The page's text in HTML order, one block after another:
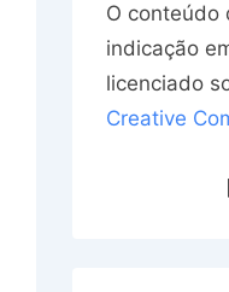
O conteúdo
indicação
licenciado
Creative